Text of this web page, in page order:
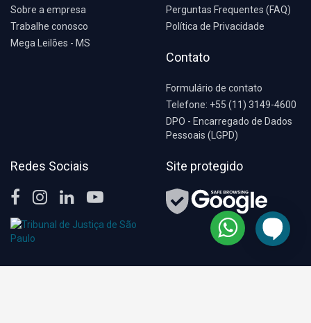
Sobre a empresa
Trabalhe conosco
Mega Leilões - MS
Perguntas Frequentes (FAQ)
Política de Privacidade
Contato
Formulário de contato
Telefone: +55 (11) 3149-4600
DPO - Encarregado de Dados
Pessoais (LGPD)
Redes Sociais Site protegido